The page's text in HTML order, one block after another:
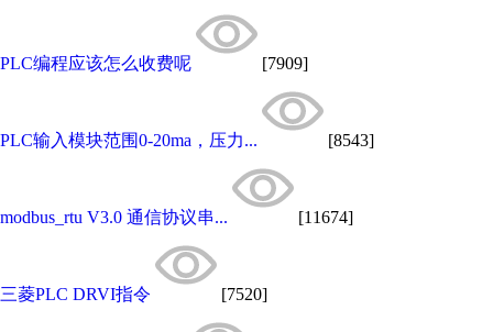
PLC编程应该怎么收费呢 [7909]
PLC输入模块范围0-20ma，压力... [8543]
modbus_rtu V3.0 通信协议串... [11674]
三菱PLC DRVI指令 [7520]